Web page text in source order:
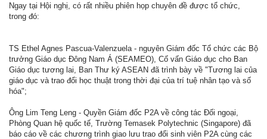
Ngay tại Hội nghị, có rất nhiều phiên họp chuyên đề được tổ chức,
trong đó:
TS Ethel Agnes Pascua-Valenzuela - nguyên Giám đốc Tổ chức các Bộ
trưởng Giáo dục Đông Nam Á (SEAMEO), Cố vấn Giáo dục cho Ban
Giáo dục tương lai, Ban Thư ký ASEAN đã trình bày về "Tương lai của
giáo dục và trao đổi học thuật trong thời đại của trí tuệ nhân tạo và số
hóa";
Ông Lim Teng Leng - Quyền Giám đốc P2A về công tác Đối ngoại,
Phòng Quan hệ quốc tế, Trường Temasek Polytechnic (Singapore) đã
báo cáo về các chương trình giao lưu trao đổi sinh viên P2A cùng các